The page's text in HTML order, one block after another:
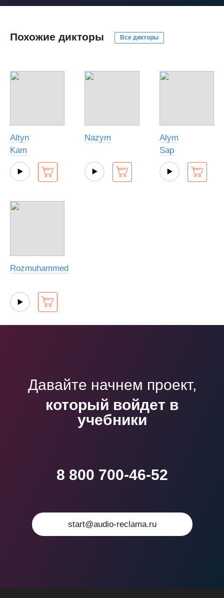
Похожие дикторы Все дикторы
Altyn
Kam
Nazym
Alym
Sap
Rozmuhammed
Давайте начнем проект,
который войдет в
учебники
8 800 700-46-52
start@audio-reclama.ru